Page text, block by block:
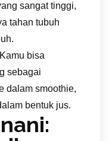
sangat tinggi,
tahan tubuh
bisa
sebagai
dalam smoothie,
bentuk jus.